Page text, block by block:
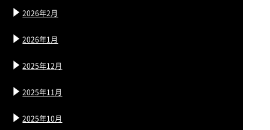
2026年2月
2026年1月
2025年12月
2025年11月
2025年10月